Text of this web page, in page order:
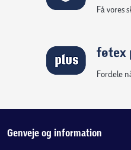
Under topmadrassen finder
en medium fasthed.
komfortzoner og
Få vores
føtex
Fordele
Genveje og information